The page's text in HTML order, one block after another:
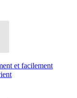
et facilement